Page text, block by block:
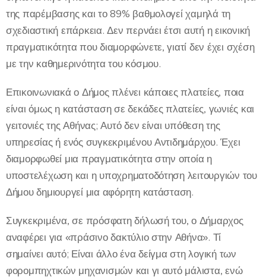
της παρέμβασης και το 89% βαθμολογεί χαμηλά τη
σχεδιαστική επάρκεια. Δεν περνάει έτσι αυτή η εικονική
πραγματικότητα που διαμορφώνετε, γιατί δεν έχει σχέση
με την καθημερινότητα του κόσμου.
Επικοινωνιακά ο Δήμος πλένει κάποιες πλατείες, ποια
είναι όμως η κατάσταση σε δεκάδες πλατείες, γωνιές και
γειτονιές της Αθήνας; Αυτό δεν είναι υπόθεση της
υπηρεσίας ή ενός συγκεκριμένου Αντιδημάρχου. Έχει
διαμορφωθεί μια πραγματικότητα στην οποία η
υποστελέχωση και η υποχρηματοδότηση λειτουργιών του
Δήμου δημιουργεί μια αφόρητη κατάσταση.
Συγκεκριμένα, σε πρόσφατη δήλωσή του, ο Δήμαρχος
αναφέρει για «πράσινο δακτύλιο στην Αθήνα». Τί
σημαίνει αυτό; Είναι άλλο ένα δείγμα στη λογική των
φορομπηχτικών μηχανισμών και γι αυτό μάλιστα, ενώ